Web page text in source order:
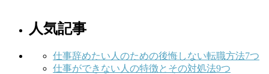
人気記事
仕事辞めたい人のための後悔しない転職方法7つ
仕事ができない人の特徴とその対処法9つ